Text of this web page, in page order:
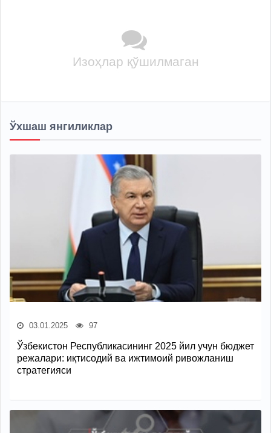
Изоҳлар қўшилмаган
Ўхшаш янгиликлар
03.01.2025 97
Ўзбекистон Республикасининг 2025 йил учун бюджет
режалари: иқтисодий ва ижтимоий ривожланиш
стратегияси